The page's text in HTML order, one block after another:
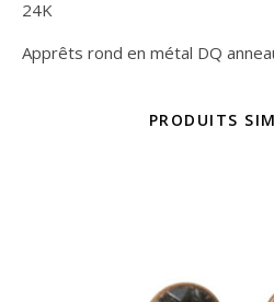
24K
Apprêts rond en métal DQ
PRODUITS